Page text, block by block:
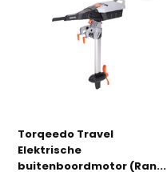
Torqeedo Travel
Elektrische
buitenboordmotor (Ran...